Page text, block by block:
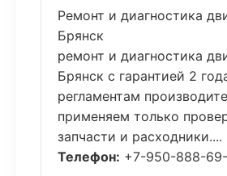
Ремонт и диагностика
Брянск
ремонт и диагностика
Брянск с гарантией 2
регламентам
применяем только
запчасти и расходники....
Телефон: +7-950-888-